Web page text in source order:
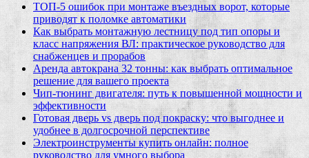
ТОП-5 ошибок при монтаже въездных ворот, которые
приводят к поломке автоматики
Как выбрать монтажную лестницу под тип опоры и
класс напряжения ВЛ: практическое руководство для
снабженцев и прорабов
Аренда автокрана 32 тонны: как выбрать оптимальное
решение для вашего проекта
Чип‑тюнинг двигателя: путь к повышенной мощности и
эффективности
Готовая дверь vs дверь под покраску: что выгоднее и
удобнее в долгосрочной перспективе
Электроинструменты купить онлайн: полное
руководство для умного выбора